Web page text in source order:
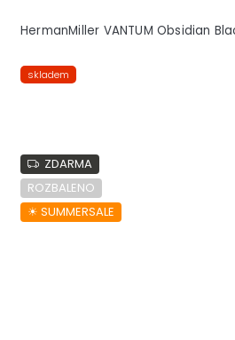
HermanMiller VANTUM Obsidian
skladem
ZDARMA
ROZBALENO
☀︎ SUMMERSALE